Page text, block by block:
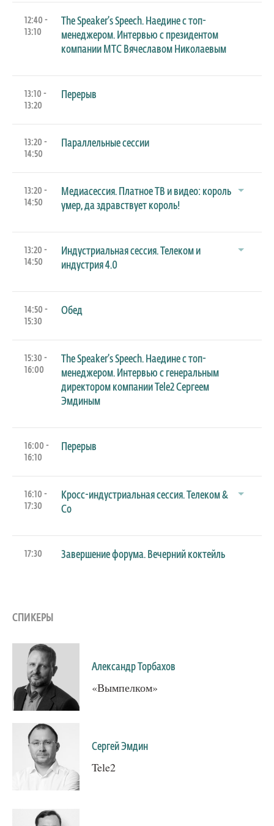
12:40 -
13:10
The Speaker’s Speech. Наедине с топ-
менеджером. Интервью с президентом
компании МТС Вячеславом Николаевым
13:10 -
13:20
Перерыв
13:20 -
14:50
Параллельные сессии
13:20 -
14:50
Медиасессия. Платное ТВ и видео: король
умер, да здравствует король!
13:20 -
14:50
Индустриальная сессия. Телеком и
индустрия 4.0
14:50 -
15:30
Обед
15:30 -
16:00
The Speaker’s Speech. Наедине с топ-
менеджером. Интервью с генеральным
директором компании Tele2 Cергеем
Эмдиным
16:00 -
16:10
Перерыв
16:10 -
17:30
Кросс-индустриальная сессия. Телеком &
Co
17:30 Завершение форума. Вечерний коктейль
СПИКЕРЫ
Александр Торбахов
«Вымпелком»
Сергей Эмдин
Tele2